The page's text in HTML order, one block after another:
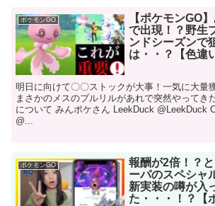
ポケモンGO
【ポケモンGO
で出現！？野生
ンドシーズンで
は・・？【色違
明日に向けて〇〇ストックが大事！一気に大量
まさかのメスのプルリルがあれで突然やってき
について みんポケさん LeekDuck @LeekDuck
@...
ポケモンGO
報酬が2倍！？
ーパのスペシャ
新実装の噂が入
た・・・！？【